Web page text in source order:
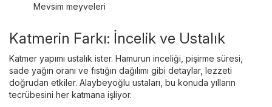
Mevsim meyveleri
Katmerin Farkı: İncelik ve Ustalık
Katmer yapımı ustalık ister. Hamurun inceliği, pişirme süresi,
sade yağın oranı ve fıstığın dağılımı gibi detaylar, lezzeti
doğrudan etkiler. Alaybeyoğlu ustaları, bu konuda yılların
tecrübesini her katmana işliyor.